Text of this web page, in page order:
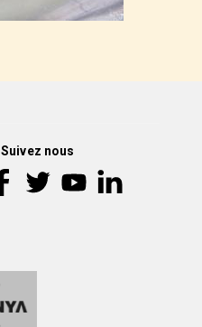
Suivez nous